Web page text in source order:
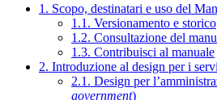
1. Scopo, destinatari e uso del
1.1. Versionamento e storico
1.2. Consultazione del
1.3. Contribuisci al manuale
2. Introduzione al design per i
2.1. Design per
government)